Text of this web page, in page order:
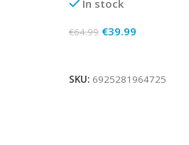
In stock
€64.99 €39.99
SKU: 6925281964725